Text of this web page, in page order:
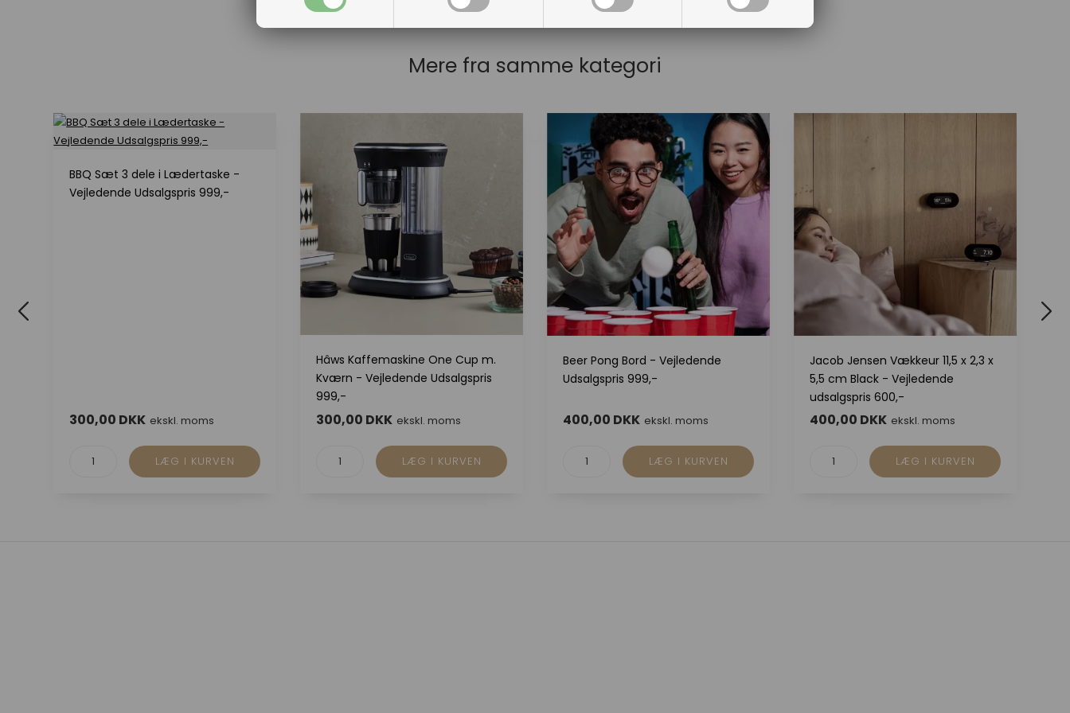
Mere fra samme kategori
BBQ Sæt 3 dele i Lædertaske -
Vejledende Udsalgspris 999,-
300,00 DKK ekskl. moms
Hâws Kaffemaskine One Cup m.
Kværn - Vejledende Udsalgspris
999,-
300,00 DKK ekskl. moms
Beer Pong Bord - Vejledende
Udsalgspris 999,-
400,00 DKK ekskl. moms
Jacob Jensen Vækkeur 11,5 x 2,3 x
5,5 cm Black - Vejledende
udsalgspris 600,-
400,00 DKK ekskl. moms